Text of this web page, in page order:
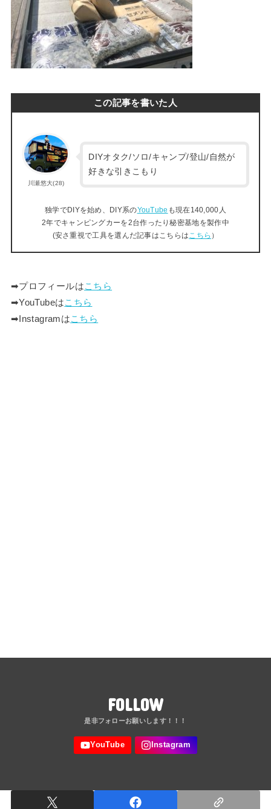
この記事を書いた人
川瀬悠大(28)
DIYオタク/ソロ/キャンプ/登山/自然が
好きな引きこもり
独学でDIYを始め、DIY系のYouTube も現在140,000人
2年でキャンピングカーを2台作ったり秘密基地を製作中
(安さ重視で工具を選んだ記事はこちらは こちら ）
➡︎プロフィールはこちら
➡︎YouTubeはこちら
➡︎Instagramはこちら
FOLLOW